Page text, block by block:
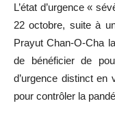
L’état d’urgence «
22 octobre, suite à
Prayut Chan-O-Cha
de bénéficier de
d’urgence distinct en
pour contrôler la